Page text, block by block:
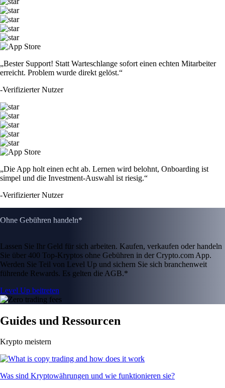
„Bester Support! Statt Warteschlange sofort einen echten Mitarbeiter
erreicht. Problem wurde direkt gelöst.“
-Verifizierter Nutzer
„Die App holt einen echt ab. Lernen wird belohnt, Onboarding ist
simpel und die Investment-Auswahl ist riesig.“
-Verifizierter Nutzer
Ohne Gebühren handeln*
Lassen Sie Ihr Geld für sich arbeiten. Kaufen, verkaufen oder handeln
Sie über 400 Top-Kryptos ohne Gebühren in der Crypto.com App.
Werden Sie Teil von Level Up und sichern Sie sich branchenweit
führende Rewards. Es gelten die AGB.*
Level Up beitreten
Guides und Ressourcen
Krypto meistern
Was sind Kryptowährungen und wie funktionieren sie?